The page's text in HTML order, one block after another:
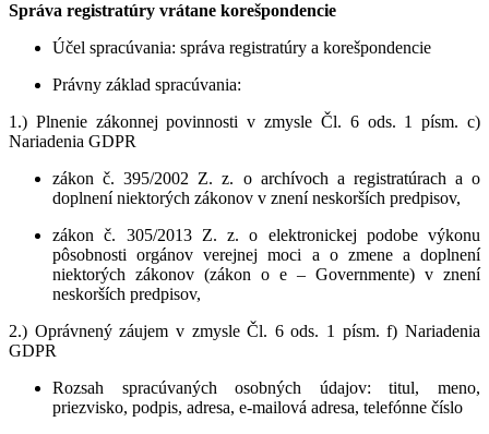
Správa registratúry vrátane korešpondencie
Účel spracúvania: správa registratúry a korešpondencie
Právny základ spracúvania:
1.) Plnenie zákonnej povinnosti v zmysle Čl. 6 ods. 1 písm. c)
Nariadenia GDPR
zákon č. 395/2002 Z. z. o archívoch a registratúrach a o
doplnení niektorých zákonov v znení neskorších predpisov,
zákon č. 305/2013 Z. z. o elektronickej podobe výkonu
pôsobnosti orgánov verejnej moci a o zmene a doplnení
niektorých zákonov (zákon o e – Governmente) v znení
neskorších predpisov,
2.) Oprávnený záujem v zmysle Čl. 6 ods. 1 písm. f) Nariadenia
GDPR
Rozsah spracúvaných osobných údajov: titul, meno,
priezvisko, podpis, adresa, e-mailová adresa, telefónne číslo